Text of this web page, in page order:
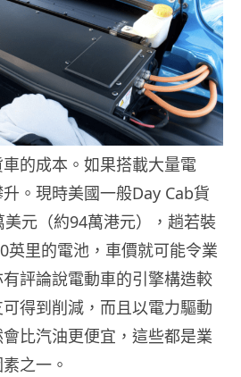
的成本。如果搭載大量電
。現時美國一般Day Cab貨
元（約94萬港元），趟若裝
英里的電池，車價就可能令業
評論說電動車的引擎構造較
得到削減，而且以電力驅動
比汽油更便宜，這些都是業
之一。